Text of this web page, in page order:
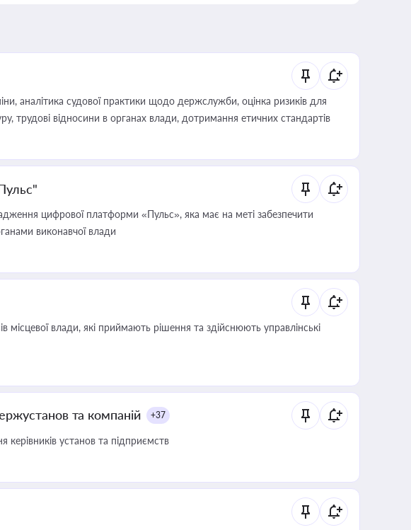
аналітика судової практики щодо держслужби, оцінка ризиків для
трудові відносини в органах влади, дотримання етичних стандартів
цифрової платформи «Пульс», яка має на меті забезпечити
виконавчої влади
місцевої влади, які приймають рішення та здійснюють управлінські
та компаній +37
керівників установ та підприємств